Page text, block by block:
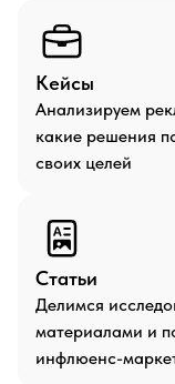
Кейсы
Анализируем
какие решения
своих целей
Статьи
Делимся
материалами и
инфлюенс-